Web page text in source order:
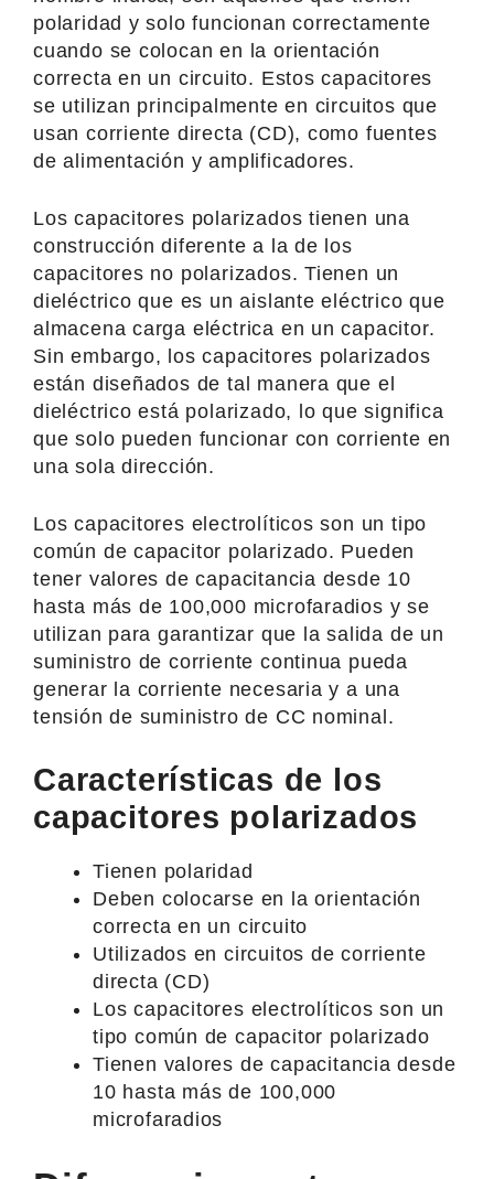
polaridad y solo funcionan correctamente
cuando se colocan en la orientación
correcta en un circuito. Estos capacitores
se utilizan principalmente en circuitos que
usan corriente directa (CD), como fuentes
de alimentación y amplificadores.
Los capacitores polarizados tienen una
construcción diferente a la de los
capacitores no polarizados. Tienen un
dieléctrico que es un aislante eléctrico que
almacena carga eléctrica en un capacitor.
Sin embargo, los capacitores polarizados
están diseñados de tal manera que el
dieléctrico está polarizado, lo que significa
que solo pueden funcionar con corriente en
una sola dirección.
Los capacitores electrolíticos son un tipo
común de capacitor polarizado. Pueden
tener valores de capacitancia desde 10
hasta más de 100,000 microfaradios y se
utilizan para garantizar que la salida de un
suministro de corriente continua pueda
generar la corriente necesaria y a una
tensión de suministro de CC nominal.
Características de los
capacitores polarizados
Tienen polaridad
Deben colocarse en la orientación
correcta en un circuito
Utilizados en circuitos de corriente
directa (CD)
Los capacitores electrolíticos son un
tipo común de capacitor polarizado
Tienen valores de capacitancia desde
10 hasta más de 100,000
microfaradios